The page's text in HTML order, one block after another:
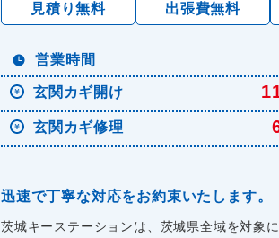
見積り無料 出張費無料
営業時間
玄関カギ開け
玄関カギ修理
迅速で丁寧な対応をお約束いたします。
茨城キーステーションは、茨城県全域を対象